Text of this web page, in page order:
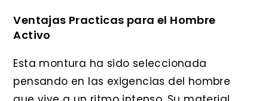
Ventajas Practicas para el Hombre
Activo
Esta montura ha sido seleccionada
pensando en las exigencias del hombre